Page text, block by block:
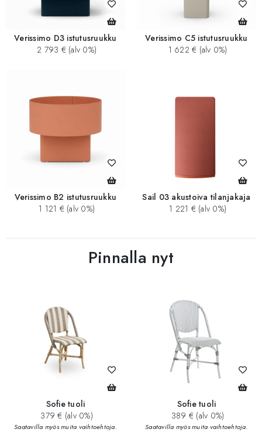
Verissimo D3 istutusruukku
2 793 € (alv 0%)
Verissimo C5 istutusruukku
1 622 € (alv 0%)
Verissimo B2 istutusruukku
1 121 € (alv 0%)
Sail 03 akustoiva tilanjakaja
1 221 € (alv 0%)
Pinnalla nyt
Sofie tuoli
379 € (alv 0%)
Saatavilla myös muita vaihtoehtoja.
Sofie tuoli
389 € (alv 0%)
Saatavilla myös muita vaihtoehtoja.